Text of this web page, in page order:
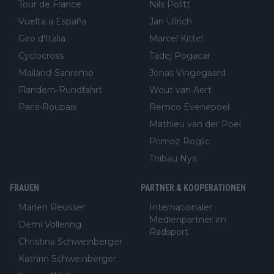
Tour de France
Vuelta a España
Giro d'Italia
Cyclocross
Mailand-Sanremo
Flandern-Rundfahrt
Paris-Roubaix
Nils Politt
Jan Ullrich
Marcel Kittel
Tadej Pogacar
Jonas Vingegaard
Wout van Aert
Remco Evenepoel
Mathieu van der Poel
Primoz Roglic
Thibau Nys
FRAUEN
Marlen Reusser
Demi Vollering
Christina Schweinberger
Kathrin Schweinberger
PARTNER & KOOPERATIONEN
Internationaler
Medienpartner im
Radsport